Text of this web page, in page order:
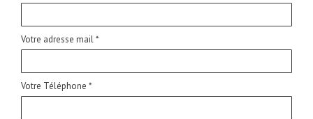
Votre adresse mail *
Votre Téléphone *